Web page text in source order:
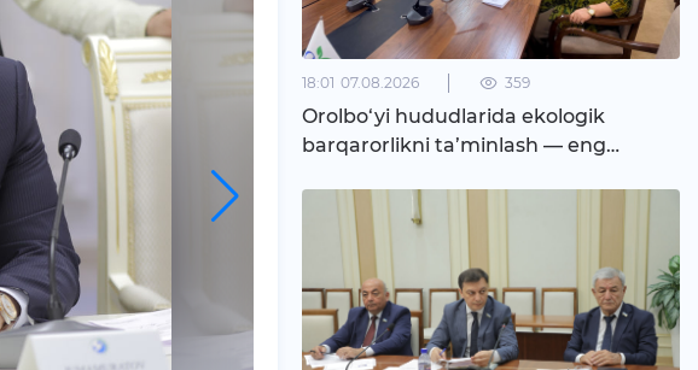
18:01 07.08.2026 359
Orolbo‘yi hududlarida ekologik
barqarorlikni ta’minlash — eng